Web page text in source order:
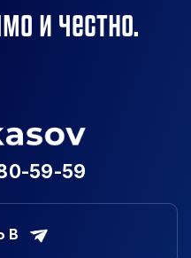
и честно.
59-59
В